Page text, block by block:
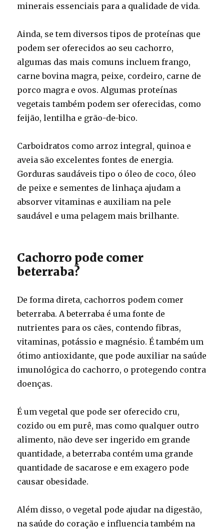
minerais essenciais para a qualidade de vida.
Ainda, se tem diversos tipos de proteínas que
podem ser oferecidos ao seu cachorro,
algumas das mais comuns incluem frango,
carne bovina magra, peixe, cordeiro, carne de
porco magra e ovos. Algumas proteínas
vegetais também podem ser oferecidas, como
feijão, lentilha e grão-de-bico.
Carboidratos como arroz integral, quinoa e
aveia são excelentes fontes de energia.
Gorduras saudáveis tipo o óleo de coco, óleo
de peixe e sementes de linhaça ajudam a
absorver vitaminas e auxiliam na pele
saudável e uma pelagem mais brilhante.
Cachorro pode comer
beterraba?
De forma direta, cachorros podem comer
beterraba. A beterraba é uma fonte de
nutrientes para os cães, contendo fibras,
vitaminas, potássio e magnésio. É também um
ótimo antioxidante, que pode auxiliar na saúde
imunológica do cachorro, o protegendo contra
doenças.
É um vegetal que pode ser oferecido cru,
cozido ou em purê, mas como qualquer outro
alimento, não deve ser ingerido em grande
quantidade, a beterraba contém uma grande
quantidade de sacarose e em exagero pode
causar obesidade.
Além disso, o vegetal pode ajudar na digestão,
na saúde do coração e influencia também na